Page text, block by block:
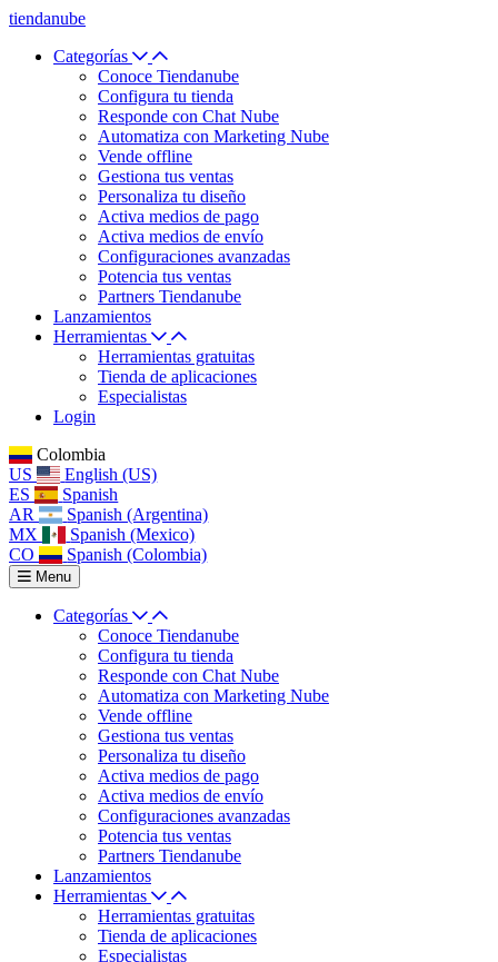
tiendanube
Categorías
Conoce Tiendanube
Configura tu tienda
Responde con Chat Nube
Automatiza con Marketing Nube
Vende offline
Gestiona tus ventas
Personaliza tu diseño
Activa medios de pago
Activa medios de envío
Configuraciones avanzadas
Potencia tus ventas
Partners Tiendanube
Lanzamientos
Herramientas
Herramientas gratuitas
Tienda de aplicaciones
Especialistas
Login
Colombia
US
English (US)
ES
Spanish
AR
Spanish (Argentina)
MX
Spanish (Mexico)
CO
Spanish (Colombia)
Menu
Categorías
Conoce Tiendanube
Configura tu tienda
Responde con Chat Nube
Automatiza con Marketing Nube
Vende offline
Gestiona tus ventas
Personaliza tu diseño
Activa medios de pago
Activa medios de envío
Configuraciones avanzadas
Potencia tus ventas
Partners Tiendanube
Lanzamientos
Herramientas
Herramientas gratuitas
Tienda de aplicaciones
Especialistas